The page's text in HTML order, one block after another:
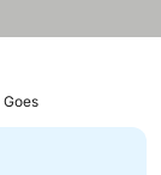
les prix
Goes